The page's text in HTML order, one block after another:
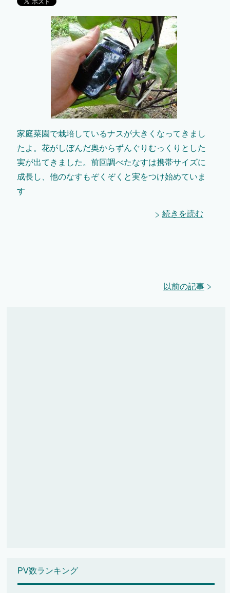
家庭菜園で栽培しているナスが大きくなってきまし
たよ。花がしぼんだ奥からずんぐりむっくりとした
実が出てきました。前回調べたなすは携帯サイズに
成長し、他のなすもぞくぞくと実をつけ始めていま
す
続きを読む
以前の記事
PV数ランキング